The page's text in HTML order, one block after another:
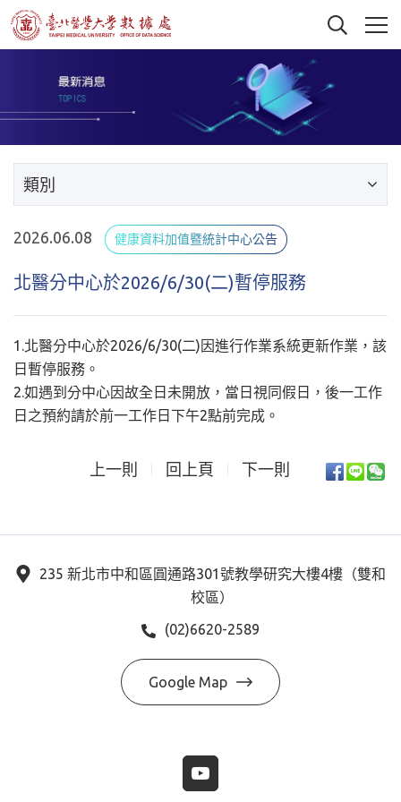
類別
2026.06.08 健康資料加值暨統計中心公告
北醫分中心於2026/6/30(二)暫停服務
1.北醫分中心於2026/6/30(二)因進行作業系統更新作業，該
日暫停服務。
2.如遇到分中心因故全日未開放，當日視同假日，後一工作
日之預約請於前一工作日下午2點前完成。
上一則 回上頁 下一則
235 新北市中和區圓通路301號教學研究大樓4樓（雙和
校區）
(02)6620-2589
Google Map